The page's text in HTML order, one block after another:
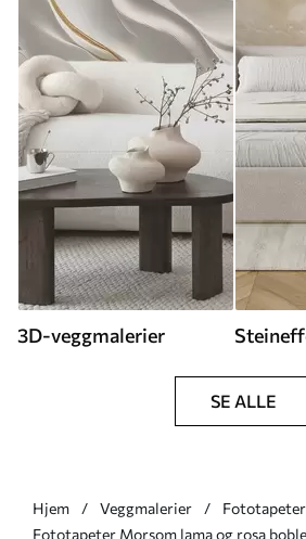
3D-veggmalerier
SE ALLE
Hjem Veggmalerier
Fototapeter Morsom lama og rosa